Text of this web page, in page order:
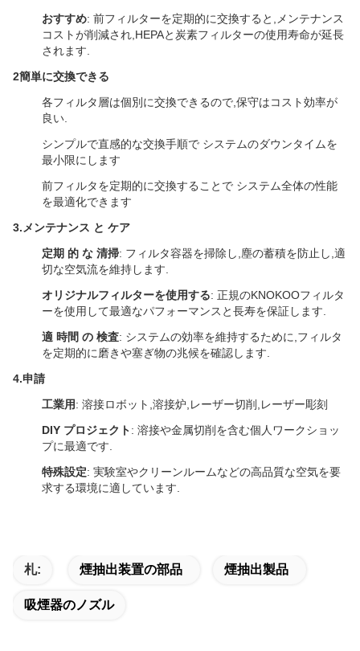
おすすめ: 前フィルターを定期的に交換すると,メンテナンス
コストが削減され,HEPAと炭素フィルターの使用寿命が延長
されます.
2簡単に交換できる
各フィルタ層は個別に交換できるので,保守はコスト効率が
良い.
シンプルで直感的な交換手順で システムのダウンタイムを
最小限にします
前フィルタを定期的に交換することで システム全体の性能
を最適化できます
3. メンテナンス と ケア
定期 的 な 清掃: フィルタ容器を掃除し,塵の蓄積を防止し,適
切な空気流を維持します.
オリジナルフィルターを使用する: 正規のKNOKOOフィルタ
ーを使用して最適なパフォーマンスと長寿を保証します.
適 時間 の 検査: システムの効率を維持するために,フィルタ
を定期的に磨きや塞ぎ物の兆候を確認します.
4.申請
工業用: 溶接ロボット,溶接炉,レーザー切削,レーザー彫刻
DIY プロジェクト: 溶接や金属切削を含む個人ワークショッ
プに最適です.
特殊設定: 実験室やクリーンルームなどの高品質な空気を要
求する環境に適しています.
札: 煙抽出装置の部品 煙抽出製品
吸煙器のノズル